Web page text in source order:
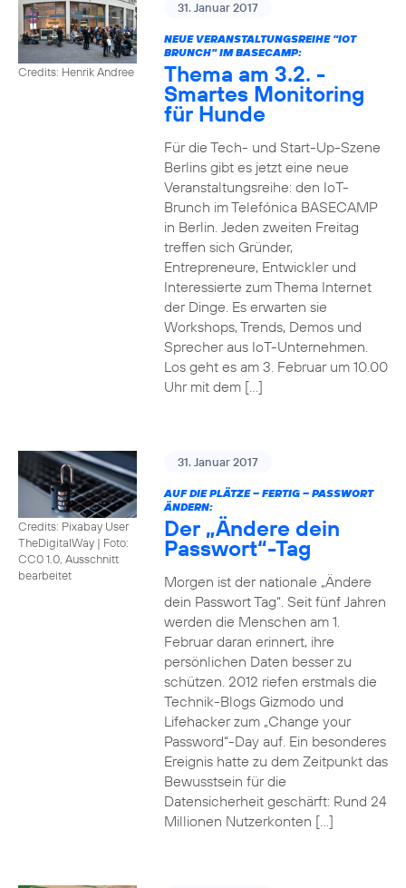
Credits: Henrik Andree
31. Januar 2017
NEUE VERANSTALTUNGSREIHE "IOT
BRUNCH" IM BASECAMP:
Thema am 3.2. -
Smartes Monitoring
für Hunde
Für die Tech- und Start-Up-Szene
Berlins gibt es jetzt eine neue
Veranstaltungsreihe: den IoT-
Brunch im Telefónica BASECAMP
in Berlin. Jeden zweiten Freitag
treffen sich Gründer,
Entrepreneure, Entwickler und
Interessierte zum Thema Internet
der Dinge. Es erwarten sie
Workshops, Trends, Demos und
Sprecher aus IoT-Unternehmen.
Los geht es am 3. Februar um 10.00
Uhr mit dem […]
Credits: Pixabay User
TheDigitalWay | Foto:
CC0 1.0, Ausschnitt
bearbeitet
31. Januar 2017
AUF DIE PLÄTZE – FERTIG – PASSWORT
ÄNDERN:
Der „Ändere dein
Passwort“-Tag
Morgen ist der nationale „Ändere
dein Passwort Tag“. Seit fünf Jahren
werden die Menschen am 1.
Februar daran erinnert, ihre
persönlichen Daten besser zu
schützen. 2012 riefen erstmals die
Technik-Blogs Gizmodo und
Lifehacker zum „Change your
Password“-Day auf. Ein besonderes
Ereignis hatte zu dem Zeitpunkt das
Bewusstsein für die
Datensicherheit geschärft: Rund 24
Millionen Nutzerkonten […]